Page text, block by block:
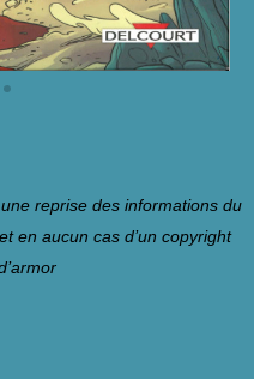
reprise des informations du
et en aucun cas d’un copyright